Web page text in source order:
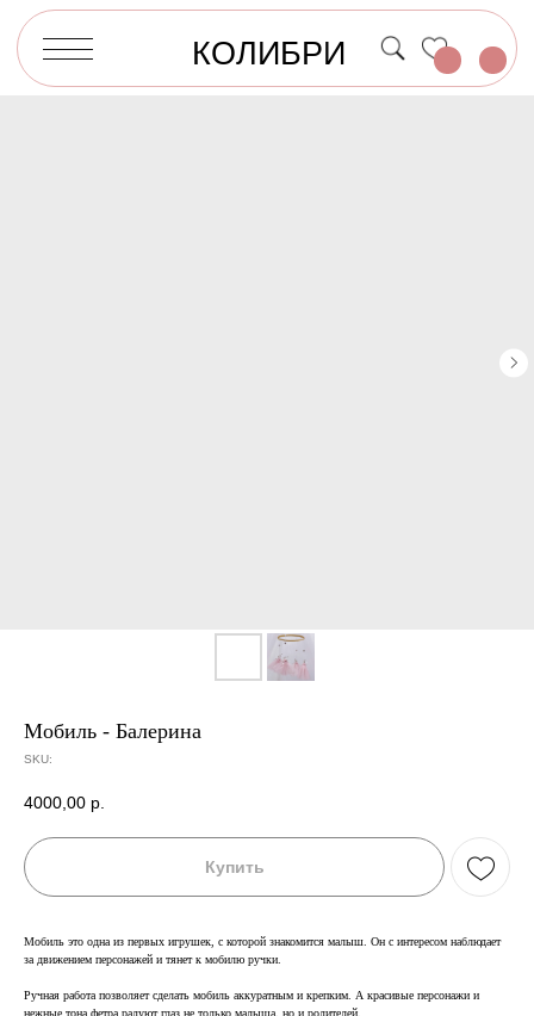
КОЛИБРИ
Мобиль - Балерина
SKU:
4000,00 р.
Купить
Мобиль это одна из первых игрушек, с которой знакомится малыш. Он с интересом наблюдает
за движением персонажей и тянет к мобилю ручки.
Ручная работа позволяет сделать мобиль аккуратным и крепким. А красивые персонажи и
нежные тона фетра радуют глаз не только малыша, но и родителей.